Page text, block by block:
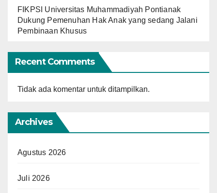
FIKPSI Universitas Muhammadiyah Pontianak
Dukung Pemenuhan Hak Anak yang sedang Jalani
Pembinaan Khusus
Recent Comments
Tidak ada komentar untuk ditampilkan.
Archives
Agustus 2026
Juli 2026